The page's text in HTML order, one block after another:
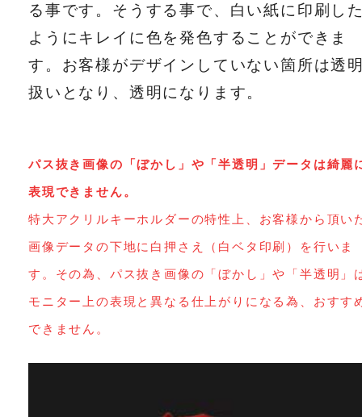
る事です。そうする事で、白い紙に印刷し
ようにキレイに色を発色することができま
す。お客様がデザインしていない箇所は透
扱いとなり、透明になります。
パス抜き画像の「ぼかし」や「半透明」データは綺麗
表現できません。
特大アクリルキーホルダーの特性上、お客様から頂い
画像データの下地に白押さえ（白ベタ印刷）を行いま
す。その為、パス抜き画像の「ぼかし」や「半透明」
モニター上の表現と異なる仕上がりになる為、おすす
できません。